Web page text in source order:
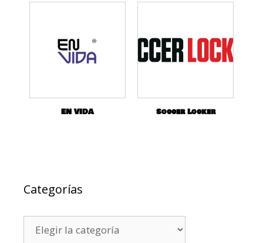
EN VIDA Soccer Locker
Categorías